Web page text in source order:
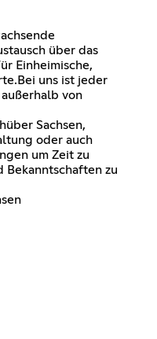
über das
Einheimische,
uns ist jeder
von
Sachsen,
oder auch
um Zeit zu
zu